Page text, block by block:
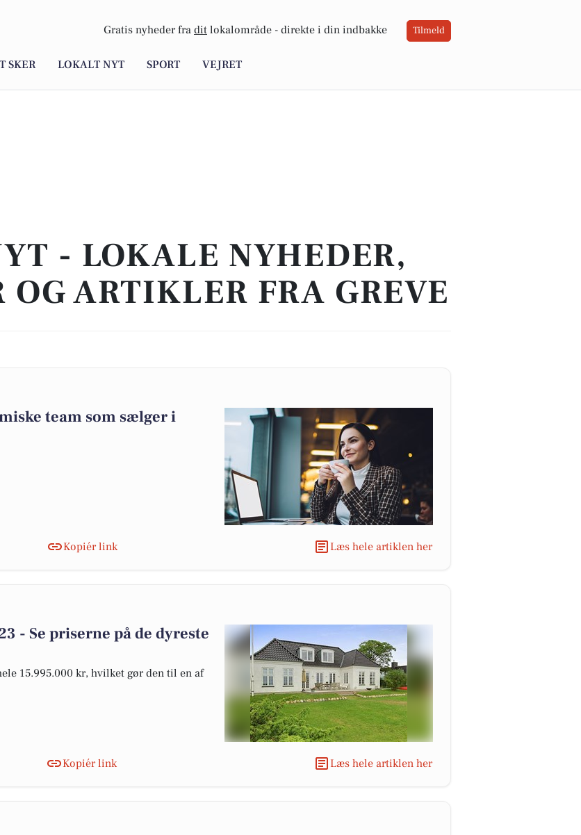
Gratis nyheder fra dit lokalområde - direkte i din indbakke Tilmeld
SKER LOKALT NYT SPORT VEJRET
- LOKALE NYHEDER,
OG ARTIKLER FRA GREVE
team som sælger i
Kopiér link Læs hele artiklen her
- Se priserne på de dyreste
15.995.000 kr, hvilket gør den til en af
Kopiér link Læs hele artiklen her